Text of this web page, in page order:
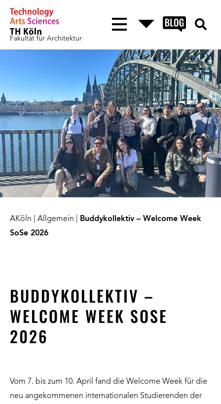
Fakultät für Architektur
AKöln Allgemein
Buddykollektiv – Welcome Week
SoSe 2026
BUDDYKOLLEKTIV –
WELCOME WEEK SOSE
2026
Vom 7. bis zum 10. April fand die Welcome Week für die
neu angekommenen internationalen Studierenden der